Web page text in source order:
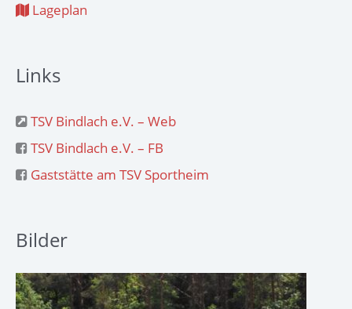
Lageplan
Links
TSV Bindlach e.V. – Web
TSV Bindlach e.V. – FB
Gaststätte am TSV Sportheim
Bilder